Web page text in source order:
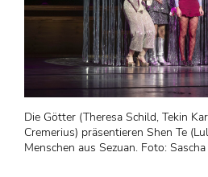
Die Götter (Theresa Schild, Tekin
Cremerius) präsentieren Shen Te
Menschen aus Sezuan. Foto: